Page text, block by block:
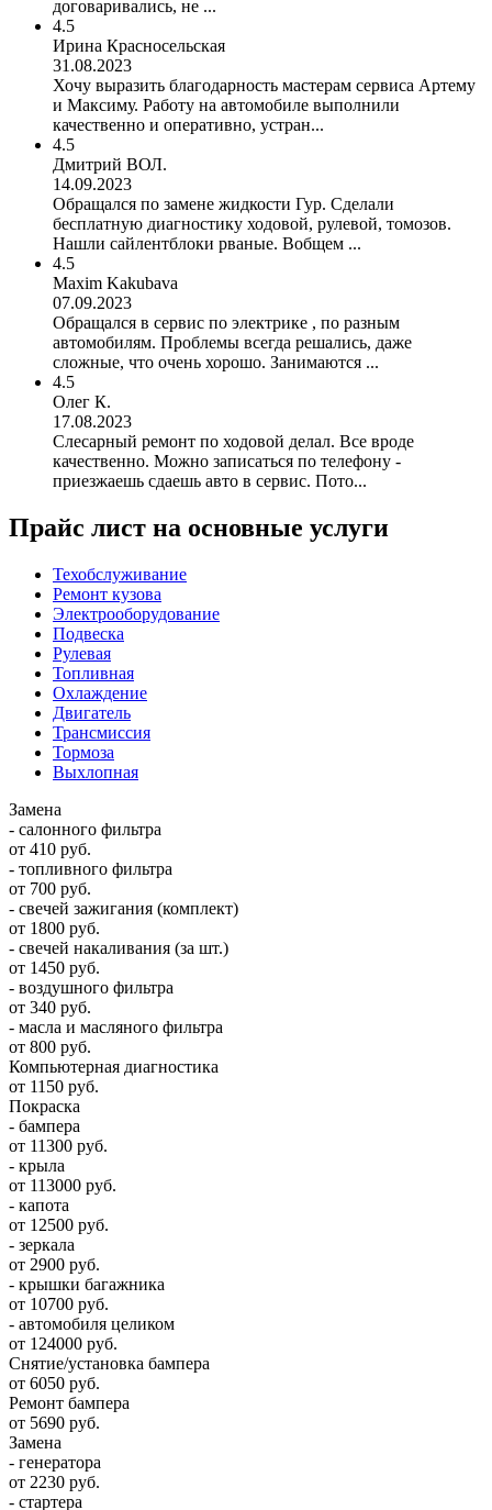
договаривались, не ...
4.5
Ирина Красносельская
31.08.2023
Хочу выразить благодарность мастерам сервиса Артему
и Максиму. Работу на автомобиле выполнили
качественно и оперативно, устран...
4.5
Дмитрий ВОЛ.
14.09.2023
Обращался по замене жидкости Гур. Сделали
бесплатную диагностику ходовой, рулевой, томозов.
Нашли сайлентблоки рваные. Вобщем ...
4.5
Maxim Kakubava
07.09.2023
Обращался в сервис по электрике , по разным
автомобилям. Проблемы всегда решались, даже
сложные, что очень хорошо. Занимаются ...
4.5
Олег К.
17.08.2023
Слесарный ремонт по ходовой делал. Все вроде
качественно. Можно записаться по телефону -
приезжаешь сдаешь авто в сервис. Пото...
Прайс лист на основные услуги
Техобслуживание
Ремонт кузова
Электрооборудование
Подвеска
Рулевая
Топливная
Охлаждение
Двигатель
Трансмиссия
Тормоза
Выхлопная
Замена
- салонного фильтра
от 410 руб.
- топливного фильтра
от 700 руб.
- свечей зажигания (комплект)
от 1800 руб.
- свечей накаливания (за шт.)
от 1450 руб.
- воздушного фильтра
от 340 руб.
- масла и масляного фильтра
от 800 руб.
Компьютерная диагностика
от 1150 руб.
Покраска
- бампера
от 11300 руб.
- крыла
от 113000 руб.
- капота
от 12500 руб.
- зеркала
от 2900 руб.
- крышки багажника
от 10700 руб.
- автомобиля целиком
от 124000 руб.
Снятие/установка бампера
от 6050 руб.
Ремонт бампера
от 5690 руб.
Замена
- генератора
от 2230 руб.
- стартера